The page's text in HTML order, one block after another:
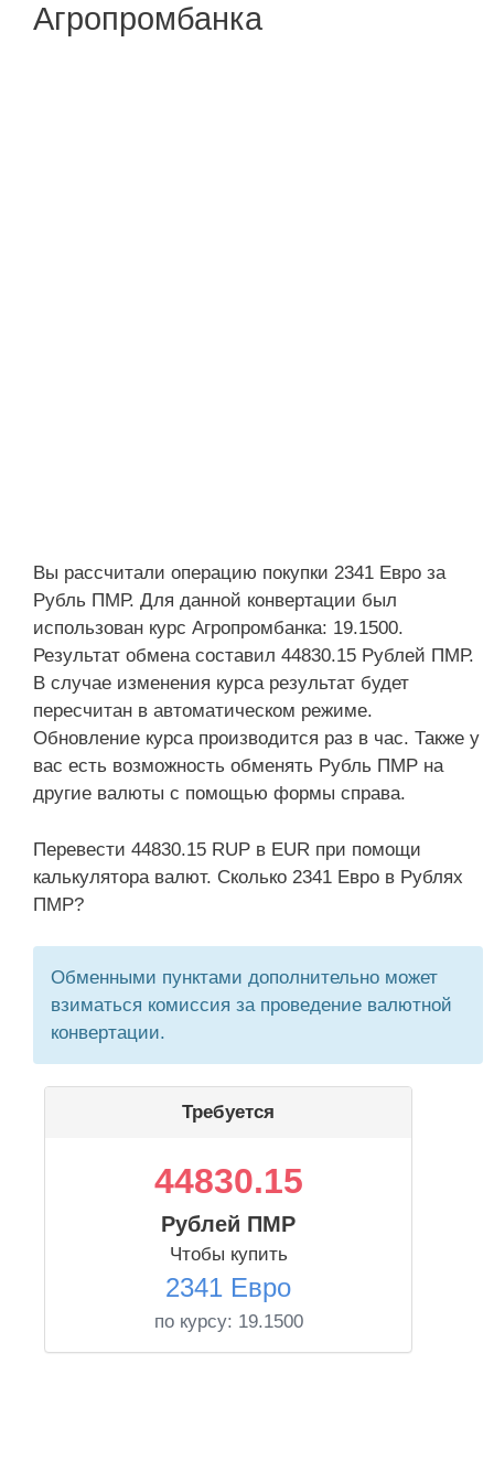
Агропромбанка
Вы рассчитали операцию покупки 2341 Евро за
Рубль ПМР. Для данной конвертации был
использован курс Агропромбанка: 19.1500.
Результат обмена составил 44830.15 Рублей ПМР.
В случае изменения курса результат будет
пересчитан в автоматическом режиме.
Обновление курса производится раз в час. Также у
вас есть возможность обменять Рубль ПМР на
другие валюты с помощью формы справа.
Перевести 44830.15 RUP в EUR при помощи
калькулятора валют. Сколько 2341 Евро в Рублях
ПМР?
Обменными пунктами дополнительно может
взиматься комиссия за проведение валютной
конвертации.
Требуется
44830.15
Рублей ПМР
Чтобы купить
2341 Евро
по курсу: 19.1500